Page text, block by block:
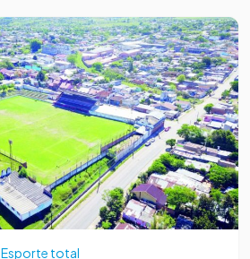
Esporte total